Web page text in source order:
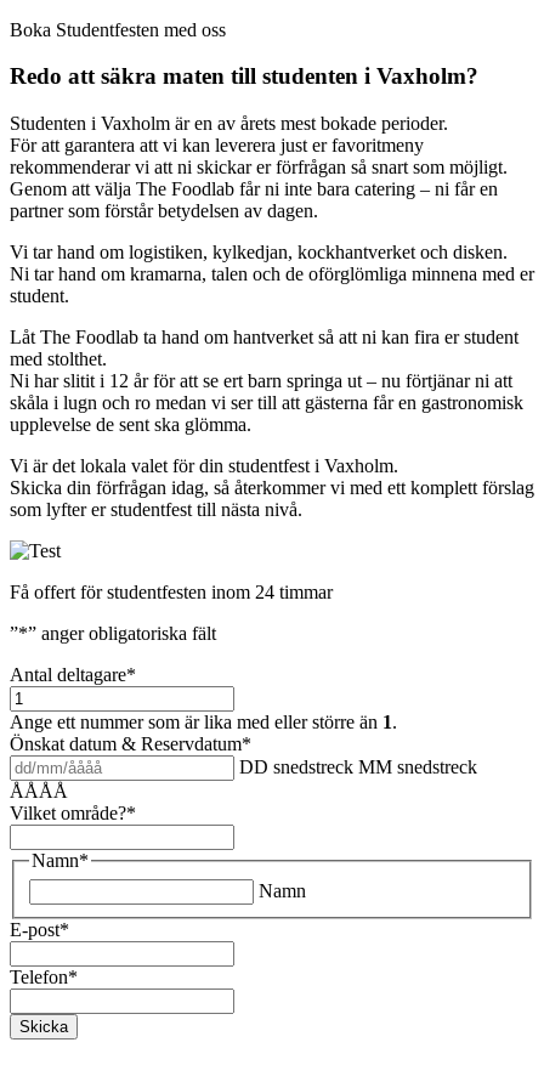
Boka Studentfesten med oss
Redo att säkra maten till studenten i Vaxholm?
Studenten i Vaxholm är en av årets mest bokade perioder.
För att garantera att vi kan leverera just er favoritmeny
rekommenderar vi att ni skickar er förfrågan så snart som möjligt.
Genom att välja The Foodlab får ni inte bara catering – ni får en
partner som förstår betydelsen av dagen.
Vi tar hand om logistiken, kylkedjan, kockhantverket och disken.
Ni tar hand om kramarna, talen och de oförglömliga minnena med er
student.
Låt The Foodlab ta hand om hantverket så att ni kan fira er student
med stolthet.
Ni har slitit i 12 år för att se ert barn springa ut – nu förtjänar ni att
skåla i lugn och ro medan vi ser till att gästerna får en gastronomisk
upplevelse de sent ska glömma.
Vi är det lokala valet för din studentfest i Vaxholm.
Skicka din förfrågan idag, så återkommer vi med ett komplett förslag
som lyfter er studentfest till nästa nivå.
Få offert för studentfesten inom 24 timmar
”*” anger obligatoriska fält
Antal deltagare*
Ange ett nummer som är lika med eller större än 1.
Önskat datum & Reservdatum*
DD snedstreck MM snedstreck
ÅÅÅÅ
Vilket område?*
Namn*
Namn
E-post*
Telefon*
Skicka